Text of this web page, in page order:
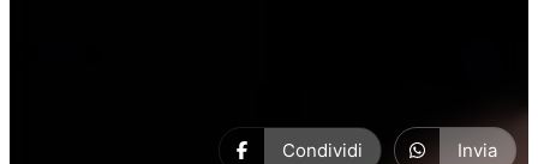
Condividi Invia